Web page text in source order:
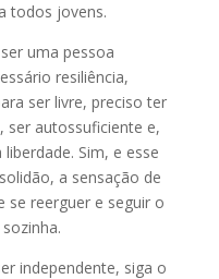
todos jovens.
uma pessoa
resiliência,
ser livre, preciso ter
ser autossuficiente e,
Sim, e esse
a sensação de
se reerguer e seguir o
independente, siga o